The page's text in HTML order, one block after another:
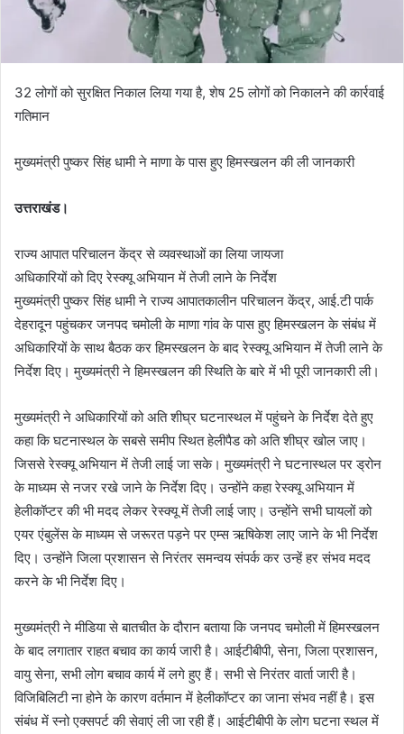
32 लोगों को सुरक्षित निकाल लिया गया है, शेष 25 लोगों को निकालने की कार्रवाई
गतिमान
मुख्यमंत्री पुष्कर सिंह धामी ने माणा के पास हुए हिमस्खलन की ली जानकारी
उत्तराखंड।
राज्य आपात परिचालन केंद्र से व्यवस्थाओं का लिया जायजा
अधिकारियों को दिए रेस्क्यू अभियान में तेजी लाने के निर्देश
मुख्यमंत्री पुष्कर सिंह धामी ने राज्य आपातकालीन परिचालन केंद्र, आई.टी पार्क
देहरादून पहुंचकर जनपद चमोली के माणा गांव के पास हुए हिमस्खलन के संबंध में
अधिकारियों के साथ बैठक कर हिमस्खलन के बाद रेस्क्यू अभियान में तेजी लाने के
निर्देश दिए। मुख्यमंत्री ने हिमस्खलन की स्थिति के बारे में भी पूरी जानकारी ली।
मुख्यमंत्री ने अधिकारियों को अति शीघ्र घटनास्थल में पहुंचने के निर्देश देते हुए
कहा कि घटनास्थल के सबसे समीप स्थित हेलीपैड को अति शीघ्र खोल जाए।
जिससे रेस्क्यू अभियान में तेजी लाई जा सके। मुख्यमंत्री ने घटनास्थल पर ड्रोन
के माध्यम से नजर रखे जाने के निर्देश दिए। उन्होंने कहा रेस्क्यू अभियान में
हेलीकॉप्टर की भी मदद लेकर रेस्क्यू में तेजी लाई जाए। उन्होंने सभी घायलों को
एयर एंबुलेंस के माध्यम से जरूरत पड़ने पर एम्स ऋषिकेश लाए जाने के भी निर्देश
दिए। उन्होंने जिला प्रशासन से निरंतर समन्वय संपर्क कर उन्हें हर संभव मदद
करने के भी निर्देश दिए।
मुख्यमंत्री ने मीडिया से बातचीत के दौरान बताया कि जनपद चमोली में हिमस्खलन
के बाद लगातार राहत बचाव का कार्य जारी है। आईटीबीपी, सेना, जिला प्रशासन,
वायु सेना, सभी लोग बचाव कार्य में लगे हुए हैं। सभी से निरंतर वार्ता जारी है।
विजिबिलिटी ना होने के कारण वर्तमान में हेलीकॉप्टर का जाना संभव नहीं है। इस
संबंध में स्नो एक्सपर्ट की सेवाएं ली जा रही हैं। आईटीबीपी के लोग घटना स्थल में